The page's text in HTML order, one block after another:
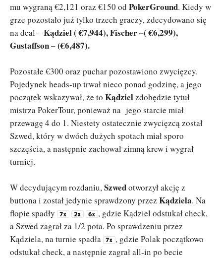
mu wygraną €2,121 oraz €150 od PokerGround. Kiedy w
grze pozostało już tylko trzech graczy, zdecydowano się
na deal –Kądziel ( €7,944), Fischer –( €6,299),
Gustaffson – (€6,487).
Pozostałe €300 oraz puchar pozostawiono zwycięzcy.
Pojedynek heads-up trwał nieco ponad godzinę, a jego
początek wskazywał, że to Kądzielzdobędzie tytuł
mistrza PokerTour, ponieważ na jego starcie miał
przewagę 4 do 1. Niestety ostatecznie zwycięzcą został
Szwed, który w dwóch dużych spotach miał sporo
szczęścia, a następnie zachował zimną krew i wygrał
turniej.
W decydującym rozdaniu,Szwedotworzył akcję z
buttona i został jedynie sprawdzony przez Kądziela. Na
flopie spadły
, gdzie Kądziel odstukał check,
a Szwed zagrał za 1/2 pota. Po sprawdzeniu przez
Kądziela, na turnie spadła
, gdzie Polak początkowo
odstukał check, a następnie zagrał all-in po becie